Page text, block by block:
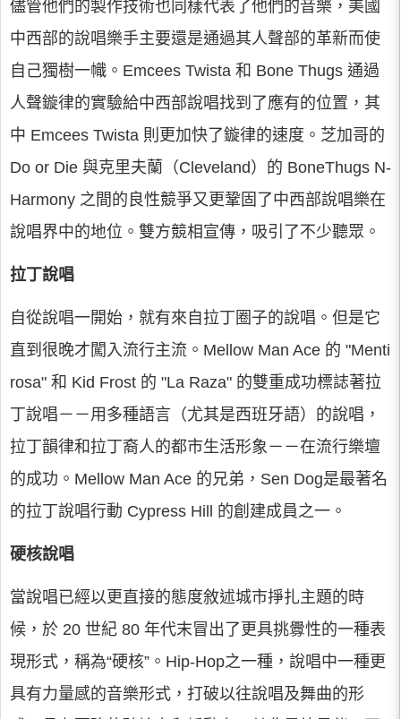
儘管他們的製作技術也同樣代表了他們的音樂，美國
中西部的說唱樂手主要還是通過其人聲部的革新而使
自己獨樹一幟。Emcees Twista 和 Bone Thugs 通過
人聲鏇律的實驗給中西部說唱找到了應有的位置，其
中 Emcees Twista 則更加快了鏇律的速度。芝加哥的
Do or Die 與克里夫蘭（Cleveland）的 BoneThugs N-
Harmony 之間的良性競爭又更鞏固了中西部說唱樂在
說唱界中的地位。雙方競相宣傳，吸引了不少聽眾。
拉丁說唱
自從說唱一開始，就有來自拉丁圈子的說唱。但是它
直到很晚才闖入流行主流。Mellow Man Ace 的 "Menti
rosa" 和 Kid Frost 的 "La Raza" 的雙重成功標誌著拉
丁說唱－－用多種語言（尤其是西班牙語）的說唱，
拉丁韻律和拉丁裔人的都市生活形象－－在流行樂壇
的成功。Mellow Man Ace 的兄弟，Sen Dog是最著名
的拉丁說唱行動 Cypress Hill 的創建成員之一。
硬核說唱
當說唱已經以更直接的態度敘述城市掙扎主題的時
候，於 20 世紀 80 年代末冒出了更具挑釁性的一種表
現形式，稱為“硬核”。Hip-Hop之一種，說唱中一種更
具有力量感的音樂形式，打破以往說唱及舞曲的形